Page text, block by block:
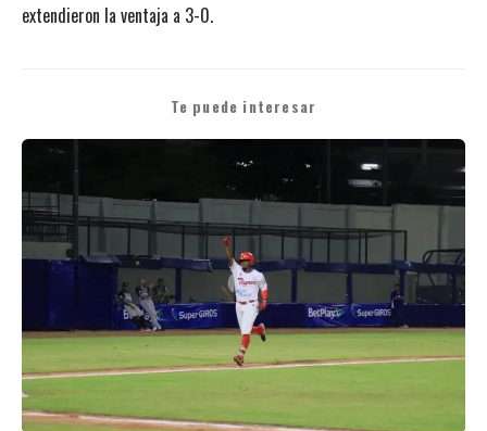
extendieron la ventaja a 3-0.
Te puede interesar